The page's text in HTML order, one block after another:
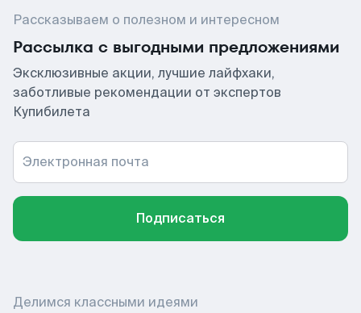
Рассказываем о полезном и интересном
Рассылка с выгодными предложениями
Эксклюзивные акции, лучшие лайфхаки,
заботливые рекомендации от экспертов
Купибилета
Электронная почта
Подписаться
Делимся классными идеями